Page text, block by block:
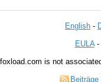
English -
EULA-
foxload.com is not
Beiträge